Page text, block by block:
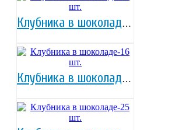
Клубника в шоколаде-12 шт.
Клубника в шоколаде-16 шт.